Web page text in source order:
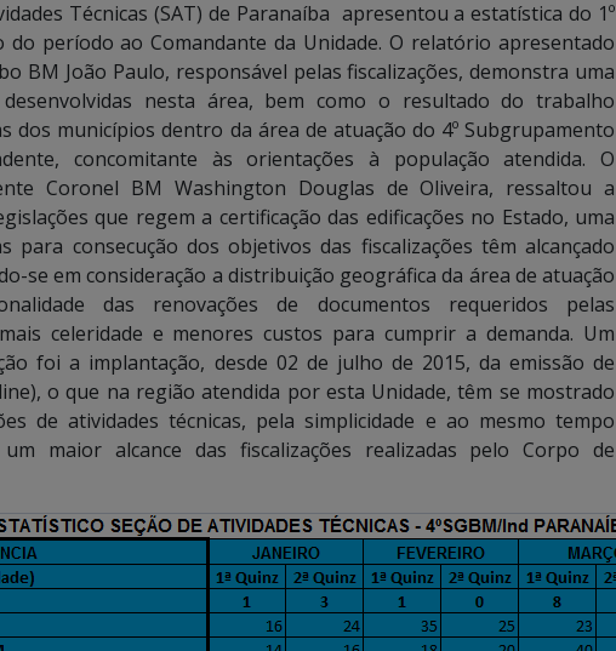
Técnicas (SAT) de Paranaíba apresentou a estatística do 1º
período ao Comandante da Unidade. O relatório apresentado
BM João Paulo, responsável pelas fiscalizações, demonstra uma
nesta área, bem como o resultado do trabalho
dos municípios dentro da área de atuação do 4º Subgrupamento
concomitante às orientações à população atendida. O
Coronel BM Washington Douglas de Oliveira, ressaltou a
que regem a certificação das edificações no Estado, uma
para consecução dos objetivos das fiscalizações têm alcançado
se em consideração a distribuição geográfica da área de atuação
das renovações de documentos requeridos pelas
celeridade e menores custos para cumprir a demanda. Um
foi a implantação, desde 02 de julho de 2015, da emissão de
o que na região atendida por esta Unidade, têm se mostrado
de atividades técnicas, pela simplicidade e ao mesmo tempo
maior alcance das fiscalizações realizadas pelo Corpo de